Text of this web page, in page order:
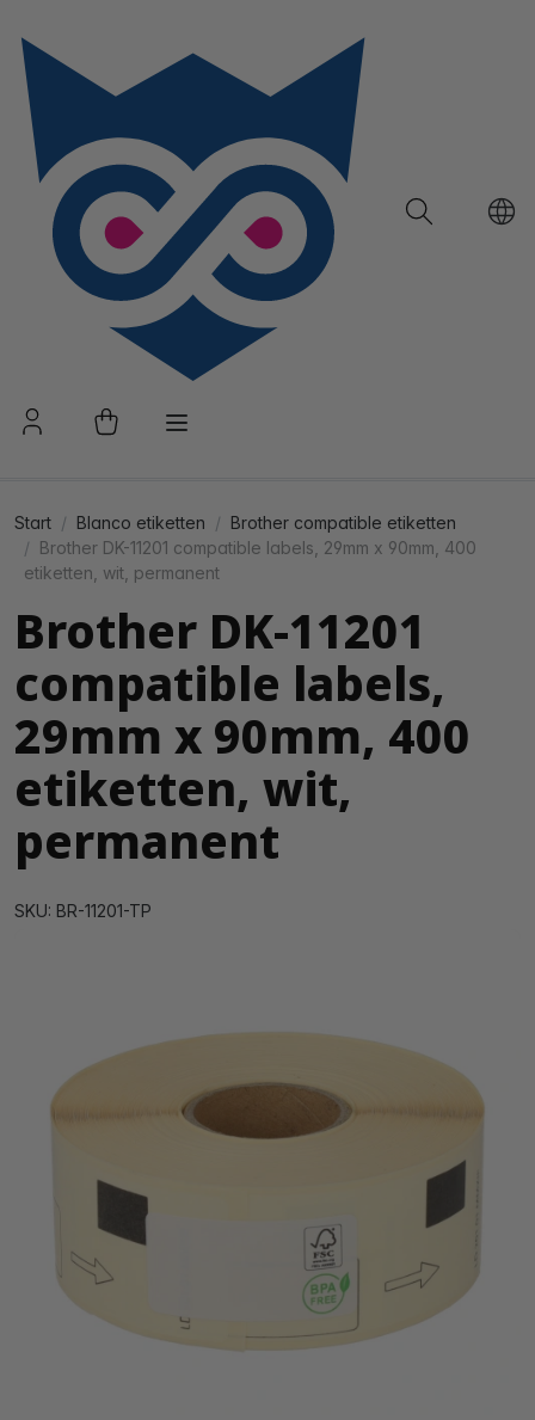
Start Blanco etiketten
Brother compatible etiketten
Brother DK-11201 compatible labels, 29mm x 90mm, 400
etiketten, wit, permanent
Brother DK-11201
compatible labels,
29mm x 90mm, 400
etiketten, wit,
permanent
SKU: BR-11201-TP